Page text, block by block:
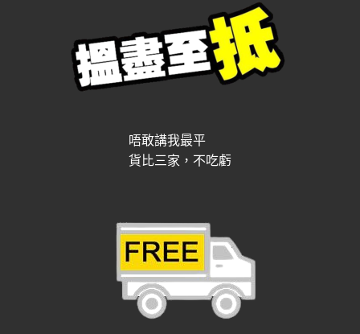
唔敢講我最平
貨比三家，不吃虧